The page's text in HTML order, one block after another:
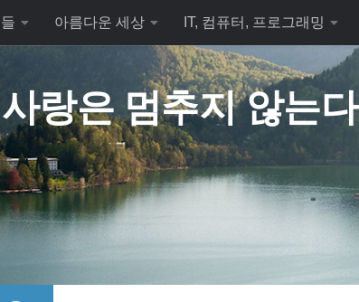
아름다운 세상 IT, 컴퓨터, 프로그래밍
랑은 멈추지 않는다